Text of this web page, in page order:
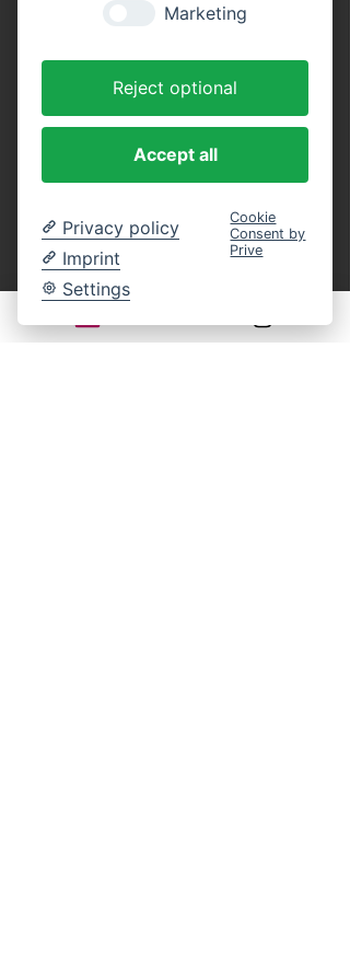
Erwachsene (Rundfahrt)
Anzahl
Marketing
Reject optional
Accept all
Privacy policy
Imprint
Settings
Cookie
Consent by
Prive